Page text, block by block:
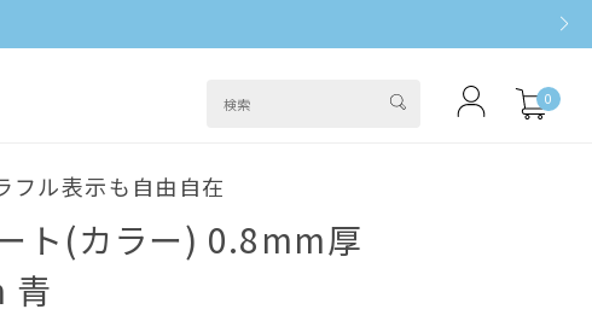
0
フル表示も自由自在
ト(カラー) 0.8mm厚
青